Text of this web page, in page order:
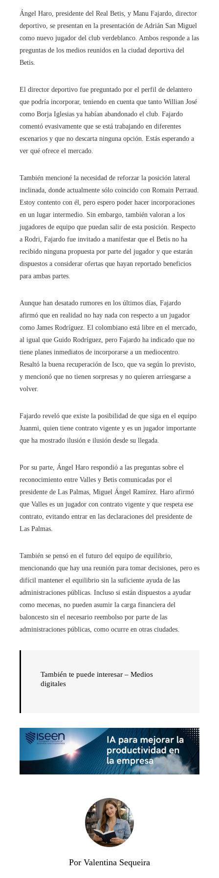
Ángel Haro, presidente del Real Betis, y Manu Fajardo, director
deportivo, se presentan en la presentación de Adrián San Miguel
como nuevo jugador del club verdeblanco. Ambos responde a las
preguntas de los medios reunidos en la ciudad deportiva del
Betis.
El director deportivo fue preguntado por el perfil de delantero
que podría incorporar, teniendo en cuenta que tanto Willian José
como Borja Iglesias ya habían abandonado el club. Fajardo
comentó evasivamente que se está trabajando en diferentes
escenarios y que no descarta ninguna opción. Estás esperando a
ver qué ofrece el mercado.
También mencioné la necesidad de reforzar la posición lateral
inclinada, donde actualmente sólo coincido con Romain Perraud.
Estoy contento con él, pero espero poder hacer incorporaciones
en un lugar intermedio. Sin embargo, también valoran a los
jugadores de equipo que puedan salir de esta posición. Respecto
a Rodri, Fajardo fue invitado a manifestar que el Betis no ha
recibido ninguna propuesta por parte del jugador y que estarán
dispuestos a considerar ofertas que hayan reportado beneficios
para ambas partes.
Aunque han desatado rumores en los últimos días, Fajardo
afirmó que en realidad no hay nada con respecto a un jugador
como James Rodríguez. El colombiano está libre en el mercado,
al igual que Guido Rodríguez, pero Fajardo ha indicado que no
tiene planes inmediatos de incorporarse a un mediocentro.
Resaltó la buena recuperación de Isco, que va según lo previsto,
y mencionó que no tienen sorpresas y no quieren arriesgarse a
volver.
Fajardo reveló que existe la posibilidad de que siga en el equipo
Juanmi, quien tiene contrato vigente y es un jugador importante
que ha mostrado ilusión e ilusión desde su llegada.
Por su parte, Ángel Haro respondió a las preguntas sobre el
reconocimiento entre Valles y Betis comunicadas por el
presidente de Las Palmas, Miguel Ángel Ramírez. Haro afirmó
que Valles es un jugador con contrato vigente y que respeta ese
contrato, evitando entrar en las declaraciones del presidente de
Las Palmas.
También se pensó en el futuro del equipo de equilibrio,
mencionando que hay una reunión para tomar decisiones, pero es
difícil mantener el equilibrio sin la suficiente ayuda de las
administraciones públicas. Incluso si están dispuestos a ayudar
como mecenas, no pueden asumir la carga financiera del
baloncesto sin el necesario reembolso por parte de las
administraciones públicas, como ocurre en otras ciudades.
También te puede interesar – Medios
digitales
Por Valentina Sequeira